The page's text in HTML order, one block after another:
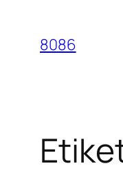
innehåll
8086